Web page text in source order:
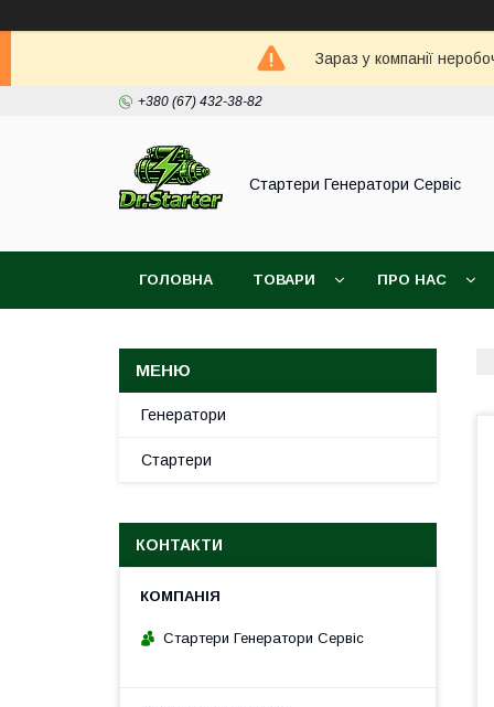
Зараз у компанії
+380 (67) 432-38-82
Стартери Генератори Сервіс
ГОЛОВНА ТОВАРИ ПРО НАС
Генератори
Стартери
КОНТАКТИ
Стартери Генератори Сервіс